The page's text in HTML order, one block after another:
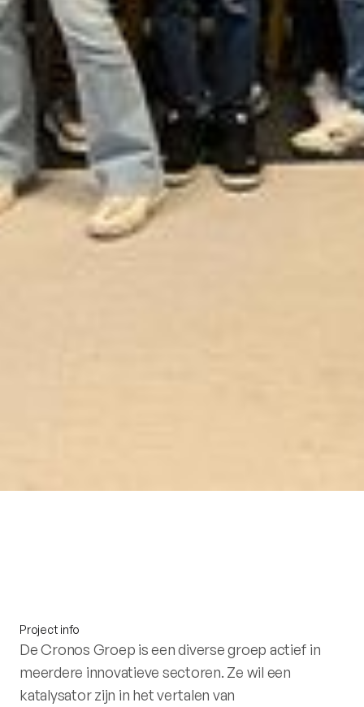
Project info
De Cronos Groep is een diverse groep actief in
meerdere innovatieve sectoren. Ze wil een
katalysator zijn in het vertalen van